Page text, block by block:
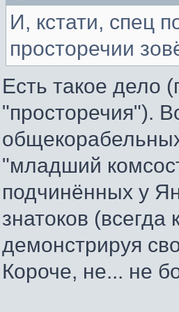
И, кстати, спец
просторечии
Есть такое дело
"просторечия").
"младший
подчинённых у
знатоков (всегда
демонстрируя
Короче, не... не